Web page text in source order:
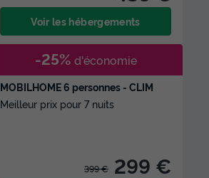
Voir les hébergements
MOBILHOME 6 personnes - CLIM
Meilleur prix pour 7 nuits
399 € 299 €
-25% d'économie